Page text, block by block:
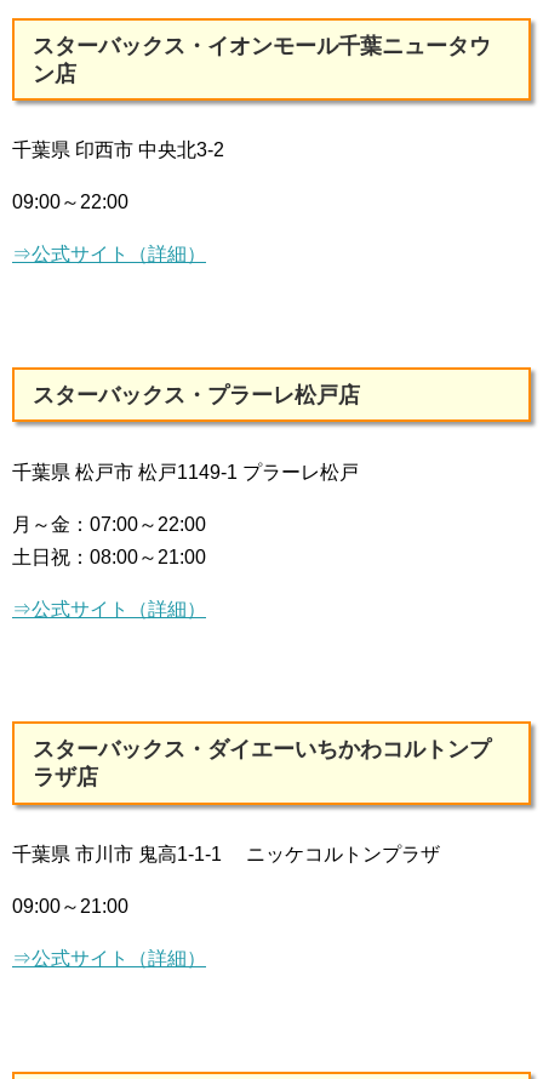
スターバックス・イオンモール千葉ニュータウ
ン店
千葉県 印西市 中央北3-2
09:00～22:00
⇒公式サイト（詳細）
スターバックス・プラーレ松戸店
千葉県 松戸市 松戸1149-1 プラーレ松戸
月～金： 07:00～22:00
土日祝： 08:00～21:00
⇒公式サイト（詳細）
スターバックス・ダイエーいちかわコルトンプ
ラザ店
千葉県 市川市 鬼高1-1-1 ニッケコルトンプラザ
09:00～21:00
⇒公式サイト（詳細）